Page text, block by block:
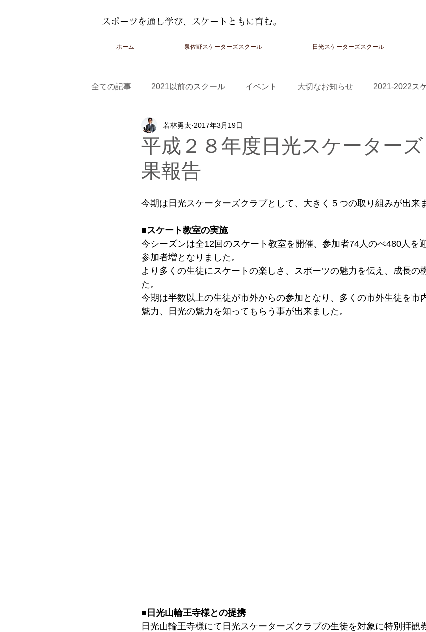
スポーツを通し学び、スケートともに育む。
ホーム 泉佐野スケーターズスクール 日光スケーターズスクール
全ての記事 2021以前のスクール イベント 大切なお知らせ 2021-2022ス
2022-2023スクール 2023-2024スクール
平成２８年度日光スケーター
果報告
若林勇太 2017年3月19日
今期は日光スケーターズクラブとして、大きく５つの取り組みが出来
■スケート教室の実施
今シーズンは全12回のスケート教室を開催、参加者74人のべ480人を
参加者増となりました。
より多くの生徒にスケートの楽しさ、スポーツの魅力を伝え、成長の
た。
今期は半数以上の生徒が市外からの参加となり、多くの市外生徒を市
魅力、日光の魅力を知ってもらう事が出来ました。
■日光山輪王寺様との提携
日光山輪王寺様にて日光スケーターズクラブの生徒を対象に特別拝観